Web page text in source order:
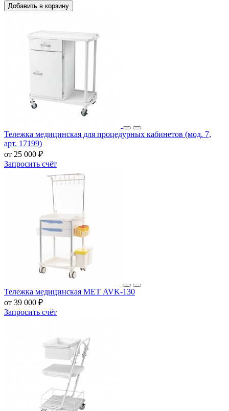
Добавить в корзину
Тележка медицинская для процедурных кабинетов (мод. 7,
арт. 17199)
от 25 000 ₽
Запросить счёт
Тележка медицинская МЕТ AVK-130
от 39 000 ₽
Запросить счёт